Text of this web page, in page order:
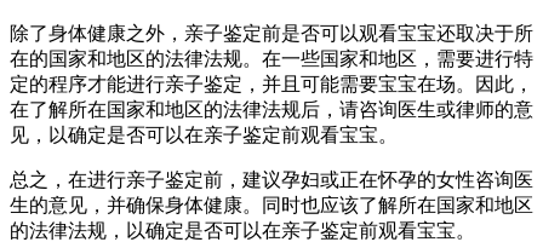
除了身体健康之外，亲子鉴定前是否可以观看宝宝还取决于所
在的国家和地区的法律法规。在一些国家和地区，需要进行特
定的程序才能进行亲子鉴定，并且可能需要宝宝在场。因此，
在了解所在国家和地区的法律法规后，请咨询医生或律师的意
见，以确定是否可以在亲子鉴定前观看宝宝。
总之，在进行亲子鉴定前，建议孕妇或正在怀孕的女性咨询医
生的意见，并确保身体健康。同时也应该了解所在国家和地区
的法律法规，以确定是否可以在亲子鉴定前观看宝宝。